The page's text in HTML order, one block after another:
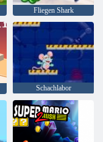
Fliegen Shark
Schachlabor